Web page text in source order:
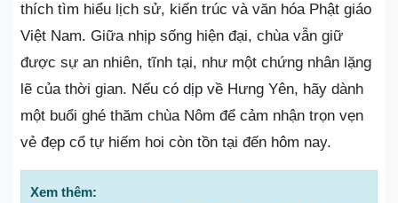
thích tìm hiểu lịch sử, kiến trúc và văn hóa Phật giáo
Việt Nam. Giữa nhịp sống hiện đại, chùa vẫn giữ
được sự an nhiên, tĩnh tại, như một chứng nhân lặng
lẽ của thời gian. Nếu có dịp về Hưng Yên, hãy dành
một buổi ghé thăm chùa Nôm để cảm nhận trọn vẹn
vẻ đẹp cổ tự hiếm hoi còn tồn tại đến hôm nay.
Xem thêm: